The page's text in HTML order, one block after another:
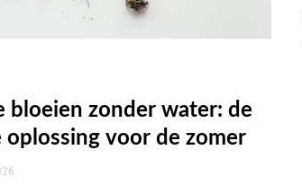
bloeien zonder water: de
oplossing voor de zomer